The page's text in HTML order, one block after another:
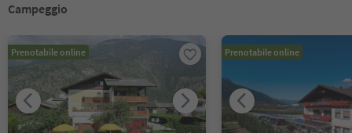
Campeggio
Prenotabile online Prenotabile online